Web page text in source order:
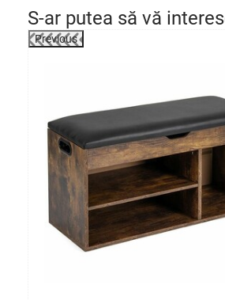
S-ar putea să vă
Previous